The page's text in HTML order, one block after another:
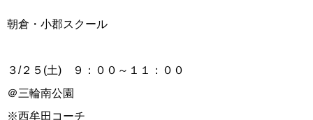
朝倉・小郡スクール
３/２５(土) ９：００～１１：００
＠三輪南公園
※西牟田コーチ